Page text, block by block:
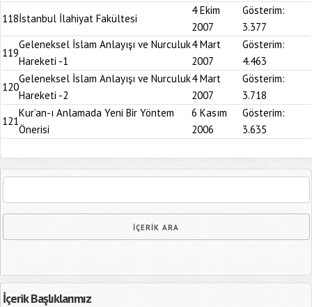
118İstanbul İlahiyat Fakültesi
4 Ekim
2007
Gösterim:
3.377
119
Geleneksel İslam Anlayışı ve Nurculuk
Hareketi -1
4 Mart
2007
Gösterim:
4.463
120
Geleneksel İslam Anlayışı ve Nurculuk
Hareketi -2
4 Mart
2007
Gösterim:
3.718
121
Kur’an-ı Anlamada Yeni Bir Yöntem
Önerisi
6 Kasım
2006
Gösterim:
3.635
İçerik Başlıklarımız